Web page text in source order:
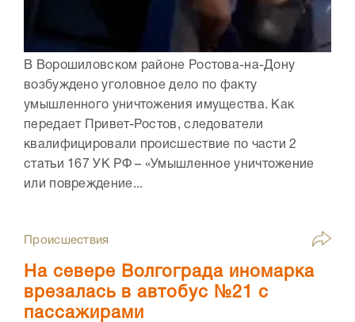
В Ворошиловском районе Ростова-на-Дону
возбуждено уголовное дело по факту
умышленного уничтожения имущества. Как
передает Привет-Ростов, следователи
квалифицировали происшествие по части 2
статьи 167 УК РФ – «Умышленное уничтожение
или повреждение...
Происшествия
На севере Волгограда иномарка
врезалась в автобус №21 с
пассажирами